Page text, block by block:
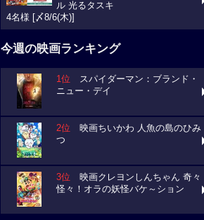
ル 光るタスキ
4名様 [〆8/6(木)]
今週の映画ランキング
1位 スパイダーマン：ブランド・
ニュー・デイ
2位 映画ちいかわ 人魚の島のひみ
つ
3位 映画クレヨンしんちゃん 奇々
怪々！オラの妖怪バケ～ション